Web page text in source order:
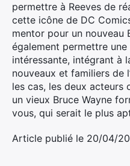
permettre à Reeves de
cette icône de DC
mentor pour un nouveau
également permettre
intéressante, intégrant à
nouveaux et familiers de
les cas, les deux acteurs
un vieux Bruce Wayne
vous, qui serait le plus
Article publié le 20/04/